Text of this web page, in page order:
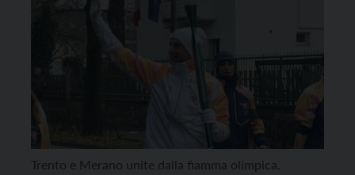
Trento e Merano unite dalla fiamma olimpica.